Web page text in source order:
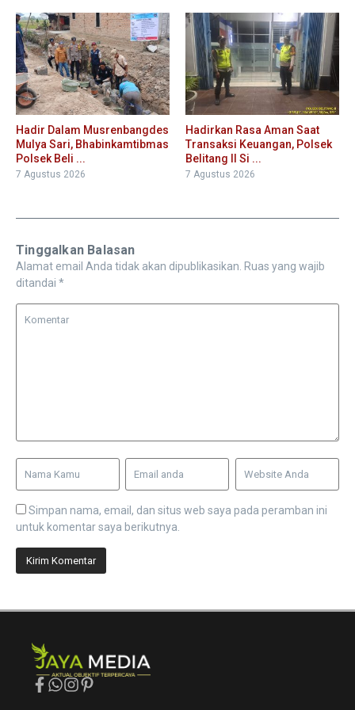
Hadir Dalam Musrenbangdes
Mulya Sari, Bhabinkamtibmas
Polsek Beli ...
7 Agustus 2026
Hadirkan Rasa Aman Saat
Transaksi Keuangan, Polsek
Belitang II Si ...
7 Agustus 2026
Tinggalkan Balasan
Alamat email Anda tidak akan dipublikasikan. Ruas yang wajib
ditandai *
Simpan nama, email, dan situs web saya pada peramban ini
untuk komentar saya berikutnya.